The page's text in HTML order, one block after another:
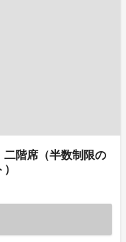
二階席（半数制限の